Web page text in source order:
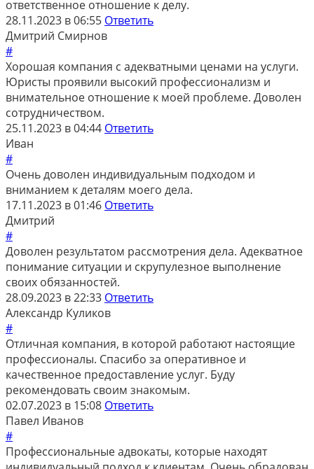
ответственное отношение к делу.
28.11.2023 в 06:55 Ответить
Дмитрий Смирнов
#
Хорошая компания с адекватными ценами на услуги.
Юристы проявили высокий профессионализм и
внимательное отношение к моей проблеме. Доволен
сотрудничеством.
25.11.2023 в 04:44 Ответить
Иван
#
Очень доволен индивидуальным подходом и
вниманием к деталям моего дела.
17.11.2023 в 01:46 Ответить
Дмитрий
#
Доволен результатом рассмотрения дела. Адекватное
понимание ситуации и скрупулезное выполнение
своих обязанностей.
28.09.2023 в 22:33 Ответить
Александр Куликов
#
Отличная компания, в которой работают настоящие
профессионалы. Спасибо за оперативное и
качественное предоставление услуг. Буду
рекомендовать своим знакомым.
02.07.2023 в 15:08 Ответить
Павел Иванов
#
Профессиональные адвокаты, которые находят